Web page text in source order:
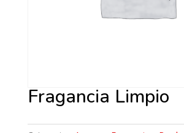
Fragancia Limpio